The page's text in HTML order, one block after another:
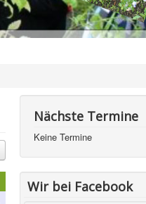
Nächste Termine
Keine Termine
Wir bei Facebook